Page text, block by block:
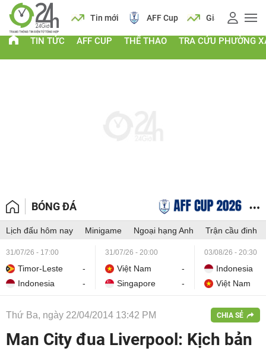
Lịch Tin mới AFF Cup Giá vàng
TIN TỨC AFF CUP THỂ THAO TRA CỨU PHƯỜNG
BÓNG ĐÁ
Lịch đấu hôm nay Minigame Ngoại hạng Anh Trận cầu đinh
31/07/26 - 17:00
Timor-Leste
-
Indonesia
-
31/07/26 - 20:00
Việt Nam
-
Singapore
-
03/08/26 - 20:30
Indonesia
Việt Nam
Thứ Ba, ngày 22/04/2014 13:42 PM CHIA SẺ
Man City đua Liverpool: Kịch bản